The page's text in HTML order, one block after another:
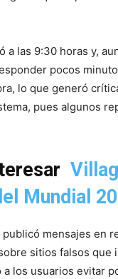
a las 9:30 horas y,
pocos
lo que generó
pues algunos
Mundial
publicó mensajes en
sitios falsos que
a los usuarios evitar